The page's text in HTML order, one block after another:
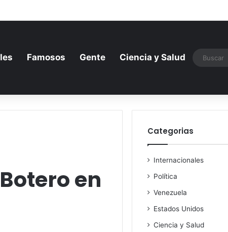
consolidarse como potencia armamentística ante la amenaza rusa
Famosos Gente Ciencia y Salud
en
Categorias
Internacionales
Política
Venezuela
Estados Unidos
Ciencia y Salud